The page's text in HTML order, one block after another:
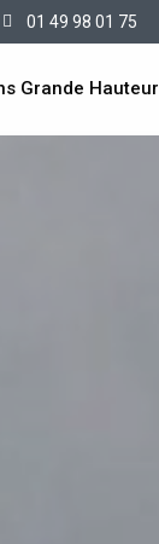
01 49 98 01 75
Grande Hauteur